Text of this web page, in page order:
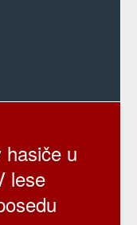
u
lese